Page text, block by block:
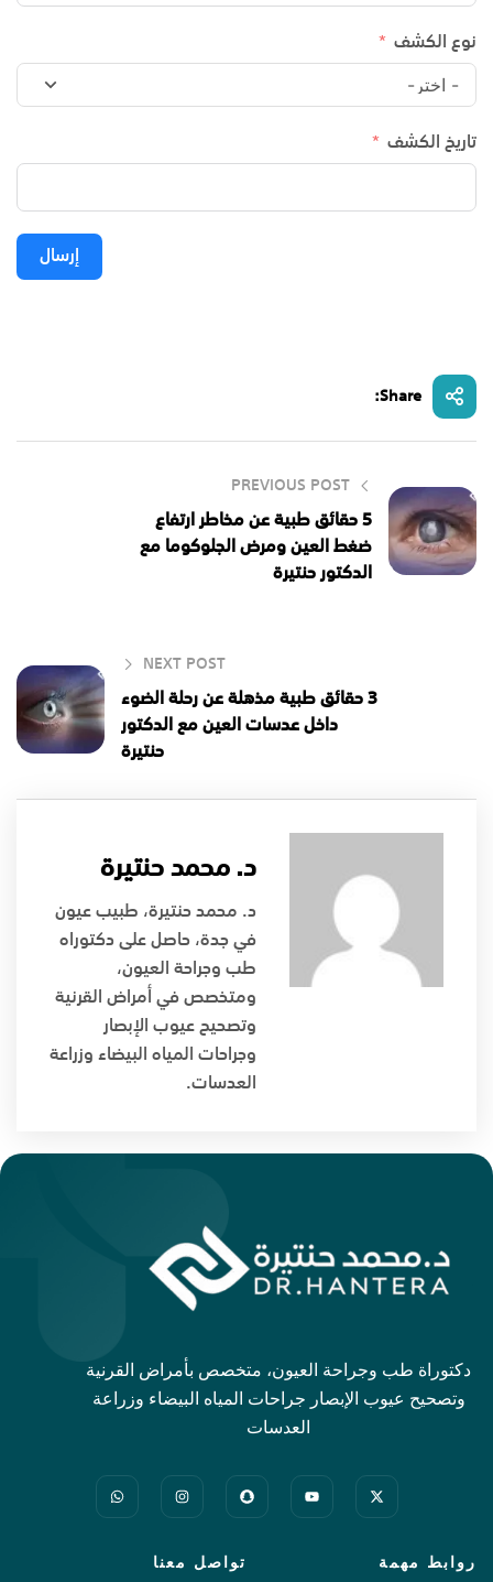
نوع الكشف
تاريخ الكشف
إرسال
Share:
PREVIOUS POST
5 حقائق طبية عن مخاطر ارتفاع
ضغط العين ومرض الجلوكوما مع
الدكتور حنتيرة
NEXT POST
3 حقائق طبية مذهلة عن رحلة الضوء
داخل عدسات العين مع الدكتور
حنتيرة
د. محمد حنتيرة
د. محمد حنتيرة، طبيب عيون
في جدة، حاصل على دكتوراه
طب وجراحة العيون،
ومتخصص في أمراض القرنية
وتصحيح عيوب الإبصار
وجراحات المياه البيضاء وزراعة
العدسات.
دكتوراة طب وجراحة العيون، متخصص بأمراض القرنية
وتصحيح عيوب الإبصار جراحات المياه البيضاء وزراعة
العدسات
روابط مهمة تواصل معنا